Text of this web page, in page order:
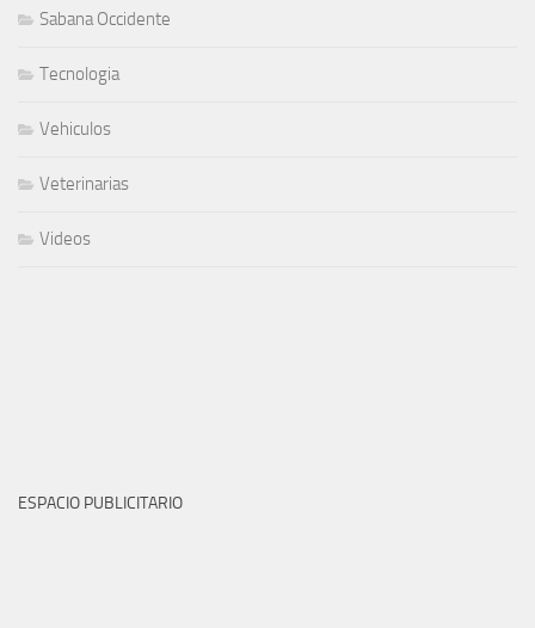
Sabana Occidente
Tecnologia
Vehiculos
Veterinarias
Videos
ESPACIO PUBLICITARIO